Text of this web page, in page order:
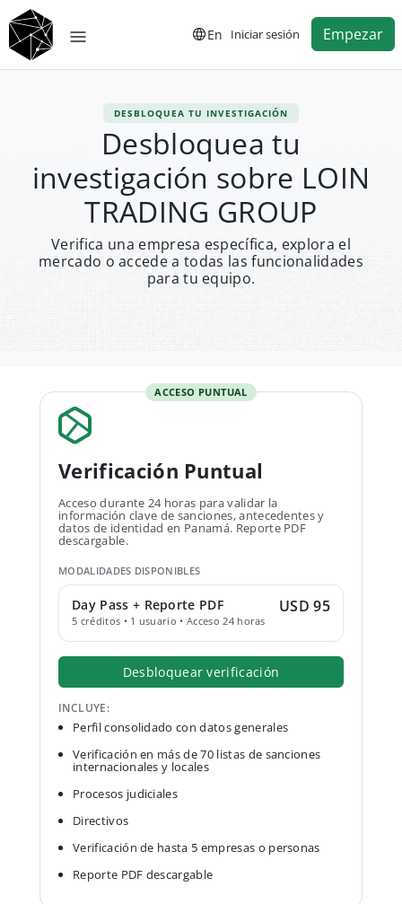
En Iniciar sesión Empezar
DESBLOQUEA TU INVESTIGACIÓN
Desbloquea tu
investigación sobre LOIN
TRADING GROUP
Verifica una empresa específica, explora el
mercado o accede a todas las funcionalidades
para tu equipo.
ACCESO PUNTUAL
Verificación Puntual
Acceso durante 24 horas para validar la
información clave de sanciones, antecedentes y
datos de identidad en Panamá. Reporte PDF
descargable.
MODALIDADES DISPONIBLES
Day Pass + Reporte PDF
5 créditos • 1 usuario • Acceso 24 horas
USD 95
Desbloquear verificación
INCLUYE:
Perfil consolidado con datos generales
Verificación en más de 70 listas de sanciones
internacionales y locales
Procesos judiciales
Directivos
Verificación de hasta 5 empresas o personas
Reporte PDF descargable